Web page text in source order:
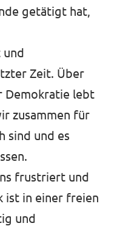
getätigt hat,
und
Zeit. Über
Demokratie lebt
zusammen für
sind und es
frustriert und
ist in einer freien
und